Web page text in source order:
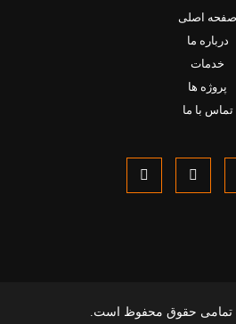
صفحه اصلی
درباره ما
خدمات
پروژه ها
تماس با ما
تمامی حقوق محفوظ است.